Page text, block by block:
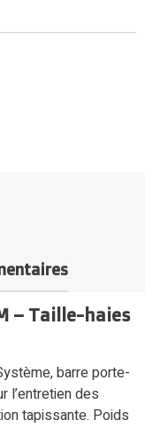
– Taille-haies
barre porte-
l’entretien des
tapissante. Poids